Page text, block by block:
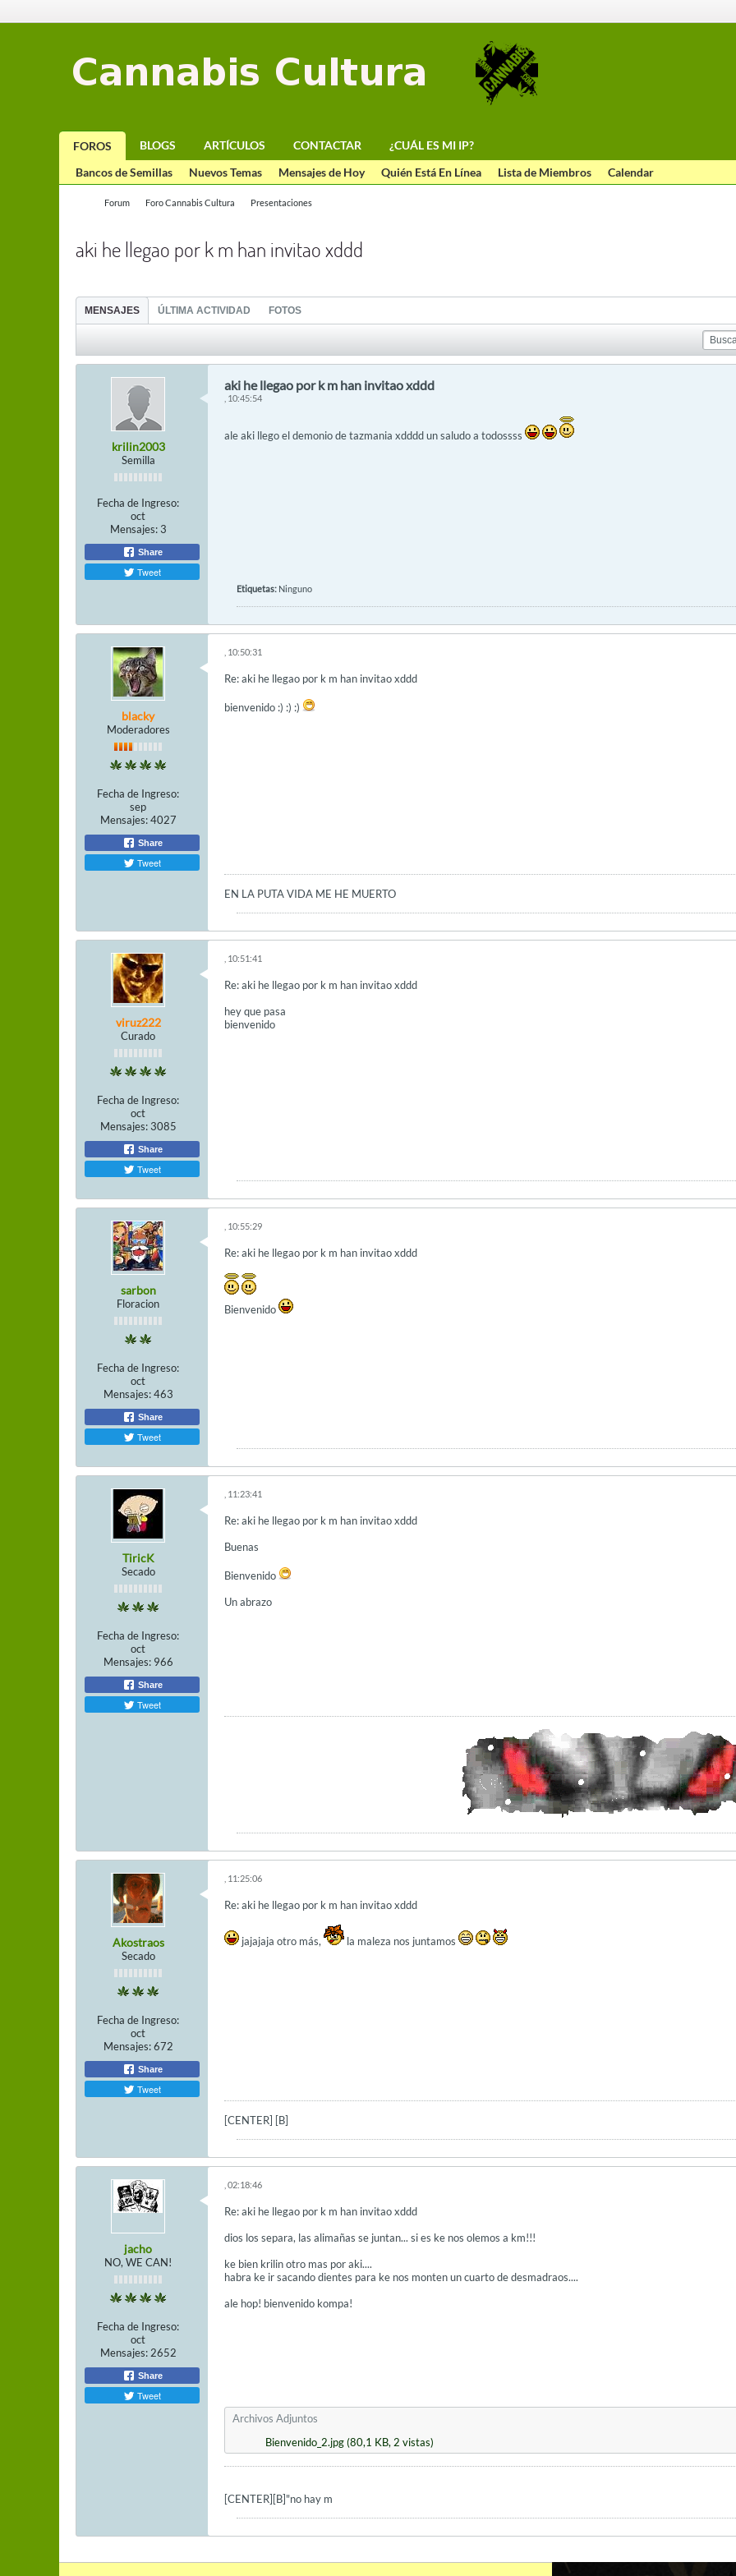
FOROS BLOGS ARTÍCULOS CONTACTAR
¿CUÁL ES MI IP?
Bancos de Semillas
Nuevos Temas Mensajes de Hoy Quién Está En Línea Lista de Miembros Calendar
Forum Foro Cannabis Cultura Presentaciones
aki he llegao por k m han invitao xddd
MENSAJES ÚLTIMA ACTIVIDAD FOTOS
krilin2003
Semilla
Fecha de Ingreso:
oct
Mensajes: 3
Share
Tweet
aki he llegao por k m han invitao xddd
, 10:45:54
ale aki llego el demonio de tazmania xdddd un saludo a todossss
Etiquetas: Ninguno
blacky
Moderadores
Fecha de Ingreso:
sep
Mensajes: 4027
Share
Tweet
, 10:50:31
Re: aki he llegao por k m han invitao xddd
bienvenido :) :) :)
EN LA PUTA VIDA ME HE MUERTO
viruz222
Curado
Fecha de Ingreso:
oct
Mensajes: 3085
Share
Tweet
, 10:51:41
Re: aki he llegao por k m han invitao xddd
hey que pasa
bienvenido
sarbon
Floracion
Fecha de Ingreso:
oct
Mensajes: 463
Share
Tweet
, 10:55:29
Re: aki he llegao por k m han invitao xddd
Bienvenido
TiricK
Secado
Fecha de Ingreso:
oct
Mensajes: 966
Share
Tweet
, 11:23:41
Re: aki he llegao por k m han invitao xddd
Buenas
Bienvenido
Un abrazo
Akostraos
Secado
Fecha de Ingreso:
oct
Mensajes: 672
Share
Tweet
, 11:25:06
Re: aki he llegao por k m han invitao xddd
jajajaja otro más, la maleza nos juntamos
[CENTER] [B]
jacho
NO, WE CAN!
Fecha de Ingreso:
oct
Mensajes: 2652
Share
Tweet
, 02:18:46
Re: aki he llegao por k m han invitao xddd
dios los separa, las alimañas se juntan... si es ke nos olemos a km!!!
ke bien krilin otro mas por aki....
habra ke ir sacando dientes para ke nos monten un cuarto de desmadraos....
ale hop! bienvenido kompa!
Archivos Adjuntos
Bienvenido_2.jpg(80,1 KB, 2 vistas)
[CENTER][B]"no hay m